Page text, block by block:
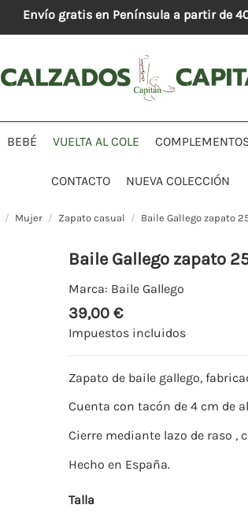
Envío gratis en Península a partir de
BEBÉ VUELTA AL COLE
CONTACTO NUEVA COLECCIÓN
Mujer Zapato casual Baile Gallego zapato
Baile Gallego zapato
Marca: Baile Gallego
39,00 €
Impuestos incluidos
Zapato de baile gallego,
Cuenta con tacón de 4 cm de
Cierre mediante lazo de raso ,
Hecho en España.
Talla